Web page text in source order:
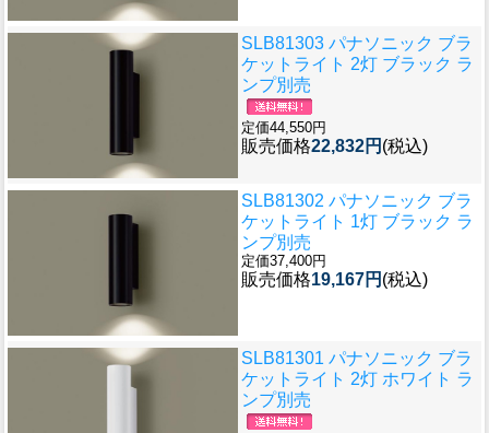
SLB81303 パナソニック ブラ
ケットライト 2灯 ブラック ラ
ンプ別売
定価44,550円
販売価格22,832円 (税込)
SLB81302 パナソニック ブラ
ケットライト 1灯 ブラック ラ
ンプ別売
定価37,400円
販売価格19,167円 (税込)
SLB81301 パナソニック ブラ
ケットライト 2灯 ホワイト ラ
ンプ別売